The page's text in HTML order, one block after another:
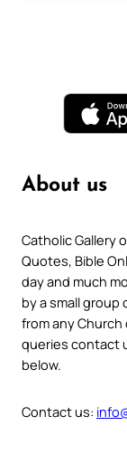
About us
Catholic Gallery
Quotes, Bible
day and much
by a small
from any Church
queries contact
below.
Contact us: